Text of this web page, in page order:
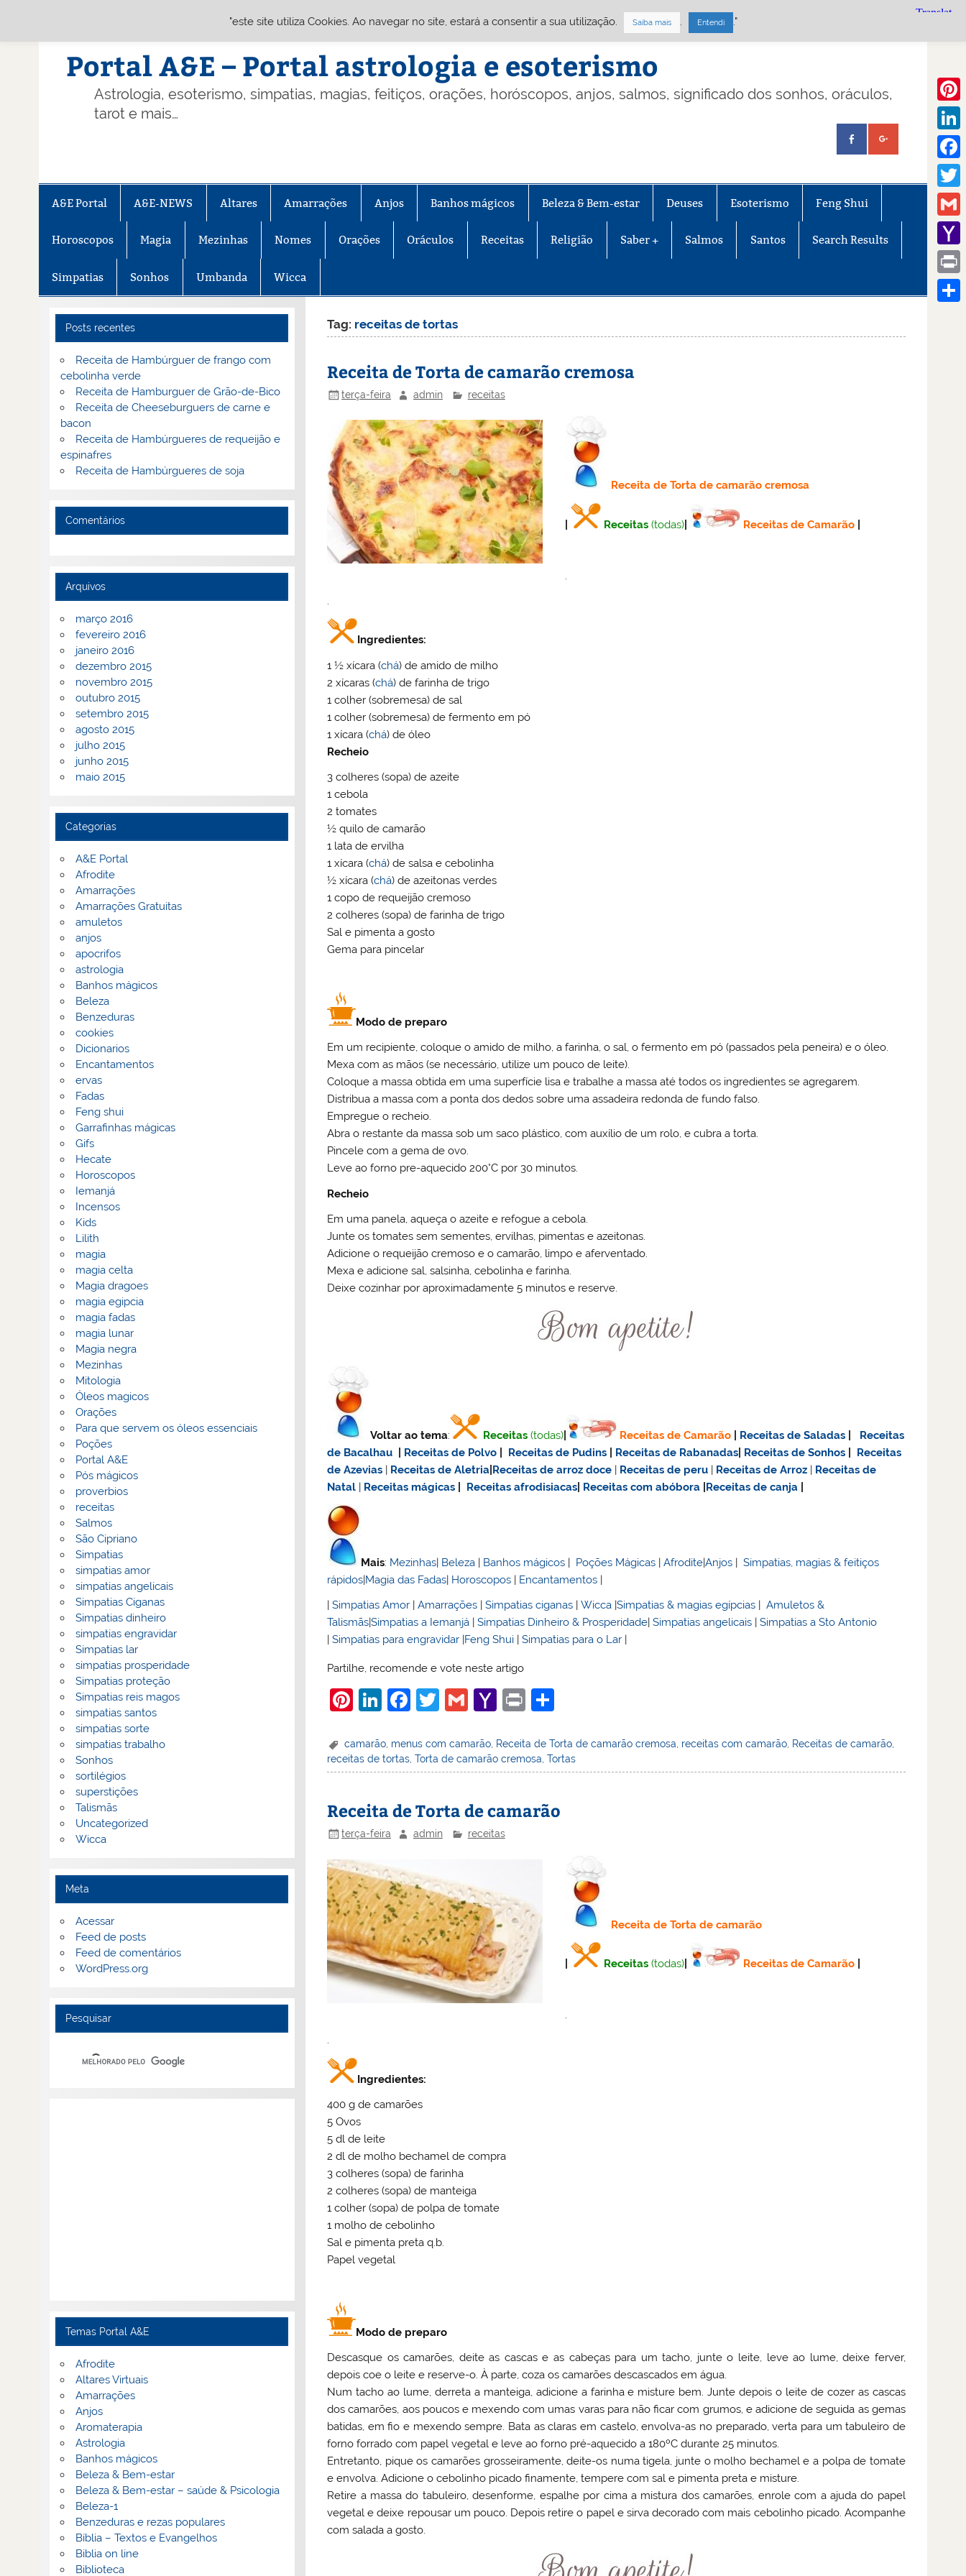
Portal A&E – Portal astrologia e esoterismo
Astrologia, esoterismo, simpatias, magias, feitiços, orações, horóscopos, anjos, salmos, significado dos sonhos, oráculos,
tarot e mais…
A&E Portal A&E-NEWS Altares Amarrações Anjos Banhos mágicos Beleza & Bem-estar Deuses Esoterismo Feng Shui
Horoscopos Magia Mezinhas Nomes Orações Oráculos Receitas Religião Saber + Salmos Santos Search Results
Simpatias Sonhos Umbanda Wicca
Tag: receitas de tortas
Receita de Torta de camarão cremosa
terça-feira admin receitas
Receita de Torta de camarão cremosa
Receitas (todas)| Receitas de Camarão
.
Ingredientes:
1 ½ xícara (chá) de amido de milho
2 xícaras (chá) de farinha de trigo
1 colher (sobremesa) de sal
1 colher (sobremesa) de fermento em pó
1 xícara (chá) de óleo
Recheio
3 colheres (sopa) de azeite
1 cebola
2 tomates
½ quilo de camarão
1 lata de ervilha
1 xícara (chá) de salsa e cebolinha
½ xícara (chá) de azeitonas verdes
1 copo de requeijão cremoso
2 colheres (sopa) de farinha de trigo
Sal e pimenta a gosto
Gema para pincelar
Modo de preparo
Em um recipiente, coloque o amido de milho, a farinha, o sal, o fermento em pó (passados pela peneira) e o óleo.
Mexa com as mãos (se necessário, utilize um pouco de leite).
Coloque a massa obtida em uma superfície lisa e trabalhe a massa até todos os ingredientes se agregarem.
Distribua a massa com a ponta dos dedos sobre uma assadeira redonda de fundo falso.
Empregue o recheio.
Abra o restante da massa sob um saco plástico, com auxílio de um rolo, e cubra a torta.
Pincele com a gema de ovo.
Leve ao forno pre-aquecido 200°C por 30 minutos.
Recheio
Em uma panela, aqueça o azeite e refogue a cebola.
Junte os tomates sem sementes, ervilhas, pimentas e azeitonas.
Adicione o requeijão cremoso e o camarão, limpo e aferventado.
Mexa e adicione sal, salsinha, cebolinha e farinha.
Deixe cozinhar por aproximadamente 5 minutos e reserve.
Voltar ao tema: Receitas (todas) Receitas de Camarão Receitas de Saladas
Receitas
de Bacalhau
Receitas de Polvo Receitas de Pudins Receitas de Rabanadas Receitas de Sonhos
Receitas
de Azevias
Receitas de Aletria Receitas dearroz doce Receitas de peru Receitas de Arroz
Receitas de
Natal
Receitas mágicas Receitas afrodisiacas Receitas com abóbora Receitas de canja
Mais: Mezinhas| Beleza | Banhos mágicos | Poções Mágicas |Afrodite|Anjos |Simpatias, magias & feitiços
rápidos|Magia das Fadas| Horoscopos | Encantamentos |
|Simpatias Amor |Amarrações |Simpatias ciganas |Wicca |Simpatias & magias egípcias |Amuletos &
Talismãs|Simpatias a Iemanjá |Simpatias Dinheiro & Prosperidade|Simpatias angelicais |Simpatias a Sto Antonio
|Simpatias para engravidar |Feng Shui |Simpatias para o Lar |
Partilhe, recomende e vote neste artigo
Pi
er
e
Li
k
e
n
F
c
e
o
o
T
itt
er
G
ai
l
Y
h
o
M
ai
Pr
t
ar
e
camarão menus com camarão Receita de Torta de camarão cremosa receitas com camarão Receitas de camarão
receitas de tortas,Torta de camarão cremosa,Tortas
Receita de Torta de camarão
terça-feira admin receitas
Receita de Torta de camarão
Receitas (todas)| Receitas de Camarão
.
.
Ingredientes:
400 g de camarões
5 Ovos
5 dl de leite
2 dl de molho bechamel de compra
3 colheres (sopa) de farinha
2 colheres (sopa) de manteiga
1 colher (sopa) de polpa de tomate
1 molho de cebolinho
Sal e pimenta preta q.b.
Papel vegetal
Modo de preparo
Descasque os camarões, deite as cascas e as cabeças para um tacho, junte o leite, leve ao lume, deixe ferver,
depois coe o leite e reserve-o. À parte, coza os camarões descascados em água.
Num tacho ao lume, derreta a manteiga, adicione a farinha e misture bem. Junte depois o leite de cozer as cascas
dos camarões, aos poucos e mexendo com umas varas para não ficar com grumos, e adicione de seguida as gemas
batidas, em fio e mexendo sempre. Bata as claras em castelo, envolva-as no preparado, verta para um tabuleiro de
forno forrado com papel vegetal e leve ao forno pré-aquecido a 180ºC durante 25 minutos.
Entretanto, pique os camarões grosseiramente, deite-os numa tigela, junte o molho bechamel e a polpa de tomate
e envolva. Adicione o cebolinho picado finamente, tempere com sal e pimenta preta e misture.
Retire a massa do tabuleiro, desenforme, espalhe por cima a mistura dos camarões, enrole com a ajuda do papel
vegetal e deixe repousar um pouco. Depois retire o papel e sirva decorado com mais cebolinho picado. Acompanhe
com salada a gosto.
Posts recentes
Receita de Hambúrguer de frango com
cebolinha verde
Receita de Hamburguer de Grão-de-Bico
Receita de Cheeseburguers de carne e
bacon
Receita de Hambúrgueres de requeijão e
espinafres
Receita de Hambúrgueres de soja
Comentários
Arquivos
março 2016
fevereiro 2016
janeiro 2016
dezembro 2015
novembro 2015
outubro 2015
setembro 2015
agosto 2015
julho 2015
junho 2015
maio 2015
Categorias
A&E Portal
Afrodite
Amarrações
Amarrações Gratuitas
amuletos
anjos
apocrifos
astrologia
Banhos mágicos
Beleza
Benzeduras
cookies
Dicionarios
Encantamentos
ervas
Fadas
Feng shui
Garrafinhas mágicas
Gifs
Hecate
Horoscopos
Iemanjá
Incensos
Kids
Lilith
magia
magia celta
Magia dragoes
magia egipcia
magia fadas
magia lunar
Magia negra
Mezinhas
Mitologia
Óleos magicos
Orações
Para que servem os óleos essenciais
Poções
Portal A&E
Pós mágicos
proverbios
receitas
Salmos
São Cipriano
Simpatias
simpatias amor
simpatias angelicais
Simpatias Ciganas
Simpatias dinheiro
simpatias engravidar
Simpatias lar
simpatias prosperidade
Simpatias proteção
Simpatias reis magos
simpatias santos
simpatias sorte
simpatias trabalho
Sonhos
sortilégios
superstições
Talismãs
Uncategorized
Wicca
Meta
Acessar
Feed de posts
Feed de comentários
WordPress.org
Pesquisar
Temas Portal A&E
Afrodite
Altares Virtuais
Amarrações
Anjos
Aromaterapia
Astrologia
Banhos mágicos
Beleza & Bem-estar
Beleza & Bem-estar – saúde & Psicologia
Beleza-1
Benzeduras e rezas populares
Bíblia – Textos e Evangelhos
Biblia on line
Biblioteca
Gmail
Mail
Print
"este site utiliza Cookies. Ao navegar no site, estará a consentir a sua utilização. Saiba mais . Entendi ."